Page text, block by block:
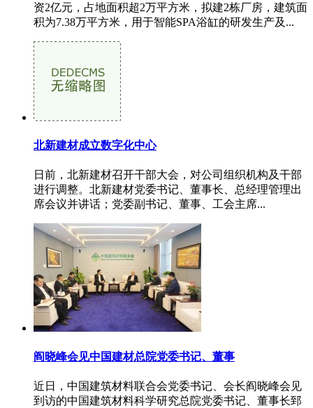
资2亿元，占地面积超2万平方米，拟建2栋厂房，建筑面
积为7.38万平方米，用于智能SPA浴缸的研发生产及...
北新建材成立数字化中心
日前，北新建材召开干部大会，对公司组织机构及干部
进行调整。北新建材党委书记、董事长、总经理管理出
席会议并讲话；党委副书记、董事、工会主席...
阎晓峰会见中国建材总院党委书记、董事
近日，中国建筑材料联合会党委书记、会长阎晓峰会见
到访的中国建筑材料科学研究总院党委书记、董事长郅